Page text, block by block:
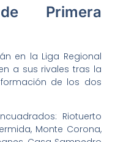
Primera
en la Liga Regional
a sus rivales tras la
de los dos
Riotuerto
Monte Corona,